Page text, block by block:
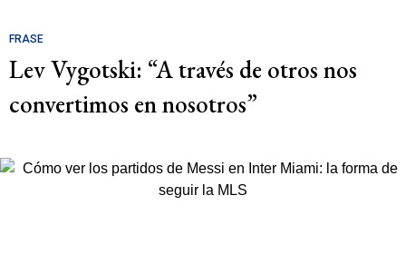
FRASE
Lev Vygotski: “A través de otros nos
convertimos en nosotros”